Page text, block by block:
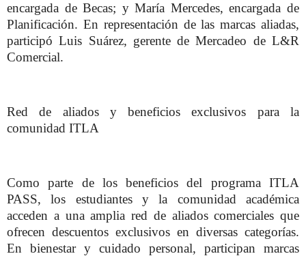
encargada de Becas; y María Mercedes, encargada de
Planificación. En representación de las marcas aliadas,
participó Luis Suárez, gerente de Mercadeo de L&R
Comercial.
Red de aliados y beneficios exclusivos para la
comunidad ITLA
Como parte de los beneficios del programa ITLA
PASS, los estudiantes y la comunidad académica
acceden a una amplia red de aliados comerciales que
ofrecen descuentos exclusivos en diversas categorías.
En bienestar y cuidado personal, participan marcas